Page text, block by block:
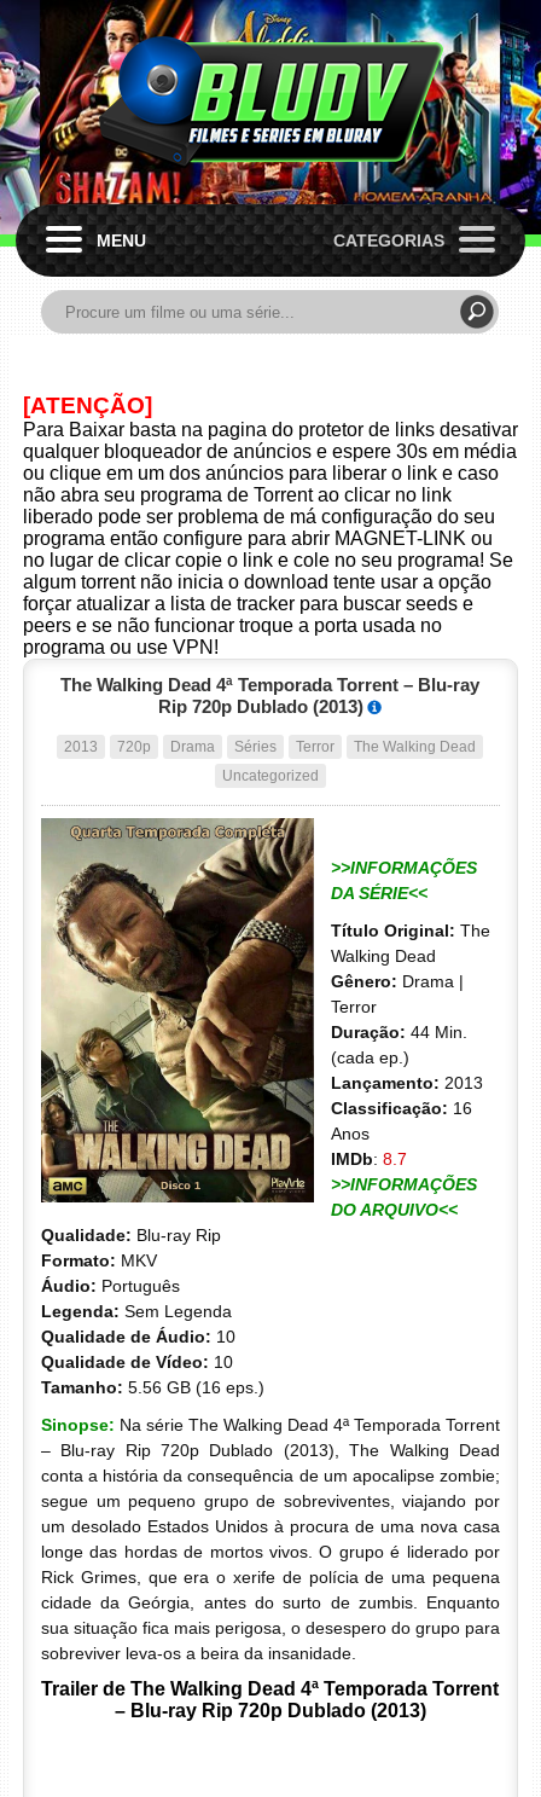
MENU CATEGORIAS
[ATENÇÃO]
Para Baixar basta na pagina do protetor de links desativar
qualquer bloqueador de anúncios e espere 30s em média
ou clique em um dos anúncios para liberar o link e caso
não abra seu programa de Torrent ao clicar no link
liberado pode ser problema de má configuração do seu
programa então configure para abrir MAGNET-LINK ou
no lugar de clicar copie o link e cole no seu programa! Se
algum torrent não inicia o download tente usar a opção
forçar atualizar a lista de tracker para buscar seeds e
peers e se não funcionar troque a porta usada no
programa ou use VPN!
The Walking Dead 4ª Temporada Torrent – Blu-ray
Rip 720p Dublado (2013)
2013 720p Drama Séries Terror
The Walking Dead
Uncategorized
>>INFORMAÇÕES
DA SÉRIE<<
Título Original: The
Walking Dead
Gênero: Drama |
Terror
Duração: 44 Min.
(cada ep.)
Lançamento: 2013
Classificação: 16
Anos
IMDb: 8.7
>>INFORMAÇÕES
DO ARQUIVO<<
Qualidade: Blu-ray Rip
Formato: MKV
Áudio: Português
Legenda: Sem Legenda
Qualidade de Áudio: 10
Qualidade de Vídeo: 10
Tamanho: 5.56 GB (16 eps.)
Sinopse: Na série The Walking Dead 4ª Temporada Torrent
– Blu-ray Rip 720p Dublado (2013), The Walking Dead
conta a história da consequência de um apocalipse zombie;
segue um pequeno grupo de sobreviventes, viajando por
um desolado Estados Unidos à procura de uma nova casa
longe das hordas de mortos vivos. O grupo é liderado por
Rick Grimes, que era o xerife de polícia de uma pequena
cidade da Geórgia, antes do surto de zumbis. Enquanto
sua situação fica mais perigosa, o desespero do grupo para
sobreviver leva-os a beira da insanidade.
Trailer de The Walking Dead 4ª Temporada Torrent
– Blu-ray Rip 720p Dublado (2013)